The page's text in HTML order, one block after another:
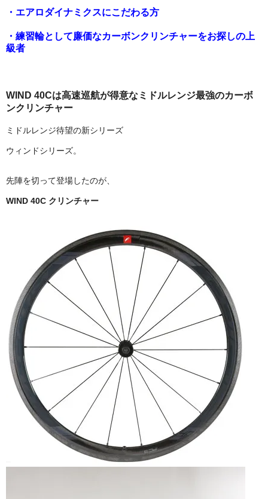
・エアロダイナミクスにこだわる方
・練習輪として廉価なカーボンクリンチャーをお探しの上
級者
WIND 40Cは高速巡航が得意なミドルレンジ最強のカーボ
ンクリンチャー
ミドルレンジ待望の新シリーズ
ウィンドシリーズ。
先陣を切って登場したのが、
WIND 40C クリンチャー